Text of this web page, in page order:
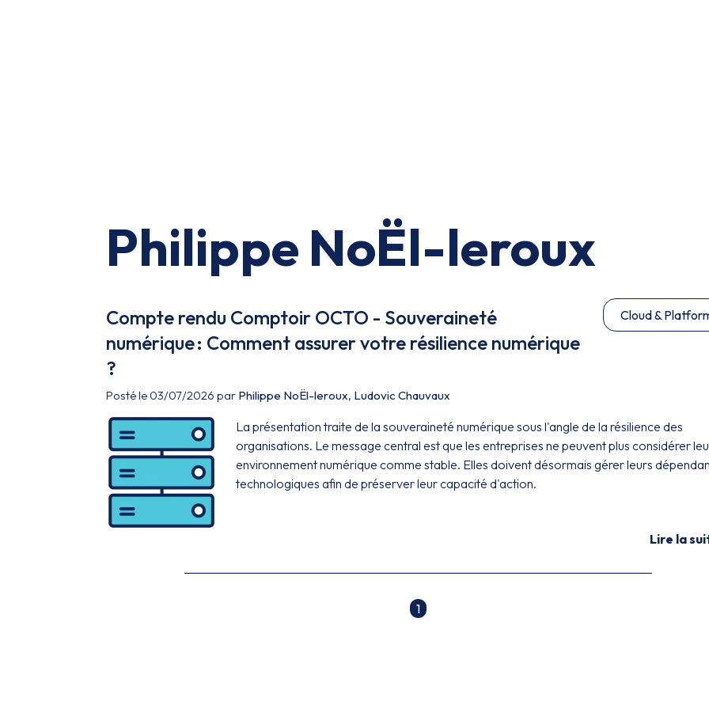
Philippe NoËl-leroux
Compte rendu Comptoir OCTO - Souveraineté
numérique : Comment assurer votre résilience numérique
?
Cloud &
Posté le 03/07/2026 par Philippe NoËl-leroux, Ludovic Chauvaux
La présentation traite de la souveraineté numérique sous l'angle de la résilience des
organisations. Le message central est que les entreprises ne peuvent plus considérer
environnement numérique comme stable. Elles doivent désormais gérer leurs
technologiques afin de préserver leur capacité d'action.
Lire la
1